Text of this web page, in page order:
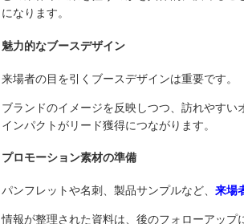
になります。
魅力的なブースデザイン
来場者の目を引くブースデザインは重要です。
ブランドのイメージを反映しつつ、訪れやす
インパクトがリード獲得につながります。
プロモーション素材の準備
パンフレットや名刺、製品サンプルなど、 来場
情報が整理された資料は、後のフォローアップ